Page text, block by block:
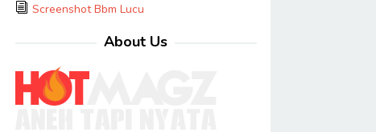
Screenshot Bbm Lucu
About Us